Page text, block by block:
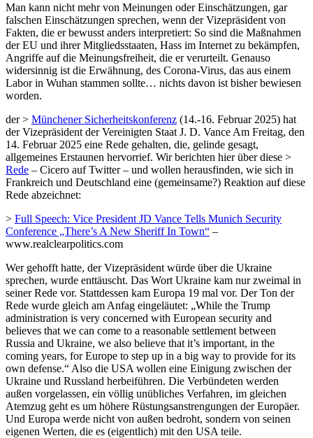
Man kann nicht mehr von Meinungen oder Einschätzungen, gar
falschen Einschätzungen sprechen, wenn der Vizepräsident von
Fakten, die er bewusst anders interpretiert: So sind die Maßnahmen
der EU und ihrer Mitgliedsstaaten, Hass im Internet zu bekämpfen,
Angriffe auf die Meinungsfreiheit, die er verurteilt. Genauso
widersinnig ist die Erwähnung, des Corona-Virus, das aus einem
Labor in Wuhan stammen sollte… nichts davon ist bisher bewiesen
worden.
der > Münchener Sicherheitskonferenz (14.-16. Februar 2025) hat
der Vizepräsident der Vereinigten Staat J. D. Vance Am Freitag, den
14. Februar 2025 eine Rede gehalten, die, gelinde gesagt,
allgemeines Erstaunen hervorrief. Wir berichten hier über diese >
Rede – Cicero auf Twitter – und wollen herausfinden, wie sich in
Frankreich und Deutschland eine (gemeinsame?) Reaktion auf diese
Rede abzeichnet:
> Full Speech: Vice President JD Vance Tells Munich Security
Conference „There’s A New Sheriff In Town“ –
www.realclearpolitics.com
Wer gehofft hatte, der Vizepräsident würde über die Ukraine
sprechen, wurde enttäuscht. Das Wort Ukraine kam nur zweimal in
seiner Rede vor. Stattdessen kam Europa 19 mal vor. Der Ton der
Rede wurde gleich am Anfag eingeläutet: „While the Trump
administration is very concerned with European security and
believes that we can come to a reasonable settlement between
Russia and Ukraine, we also believe that it’s important, in the
coming years, for Europe to step up in a big way to provide for its
own defense.“ Also die USA wollen eine Einigung zwischen der
Ukraine und Russland herbeiführen. Die Verbündeten werden
außen vorgelassen, ein völlig unübliches Verfahren, im gleichen
Atemzug geht es um höhere Rüstungsanstrengungen der Europäer.
Und Europa werde nicht von außen bedroht, sondern von seinen
eigenen Werten, die es (eigentlich) mit den USA teile.